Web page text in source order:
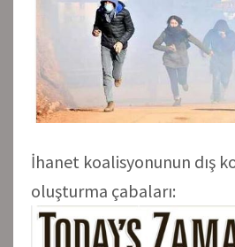
İhanet koalisyonunun dış
oluşturma çabaları: